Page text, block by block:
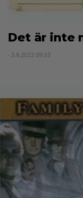
Det är inte
- 3.9.2022 09:33